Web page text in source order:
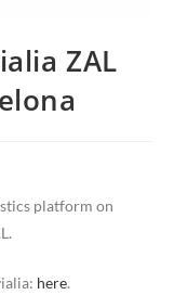
ZAL
platform on
here.